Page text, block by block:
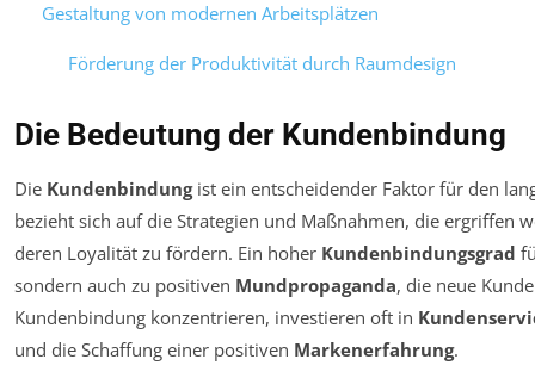
Gestaltung von modernen Arbeitsplätzen
Förderung der Produktivität durch Raumdesign
Die Bedeutung der Kundenbindung
Die Kundenbindungist ein entscheidender Faktor für den
bezieht sich auf die Strategien und Maßnahmen, die ergriffen
deren Loyalität zu fördern. Ein hoher Kundenbindungsgrad
sondern auch zu positiven Mundpropaganda, die neue
Kundenbindung konzentrieren, investieren oft in
und die Schaffung einer positiven Markenerfahrung.